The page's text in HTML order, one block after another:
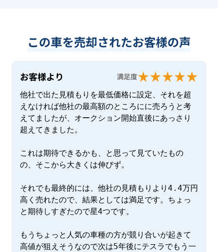
この車を売却されたお客様の声
お客様より 満足度
他社で出た見積もりを最低価格に設定、それを超
えなければ他社の最高額のところにに売ろうと考
えてましたが、オークション開始直後にあっさり
超えてきました。
これは期待できるかも、と思って見ていたもの
の、そこから大きくは伸びず。
それでも最終的には、他社の見積もりより4.4万円
高く売れたので、結果としては満足です。ちょっ
と期待しすぎたので星4つです。
もうちょっと人気の車種の方が競り合いが起きて
高値が狙えそうなので次は5年後にテスラでもう一